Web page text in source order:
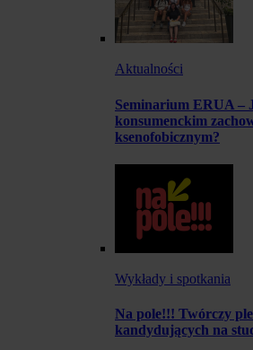
Aktualności
Seminarium ERUA –
konsumenckim
ksenofobicznym?
Wykłady i spotkania
Na pole!!! Twórczy
kandydujących na